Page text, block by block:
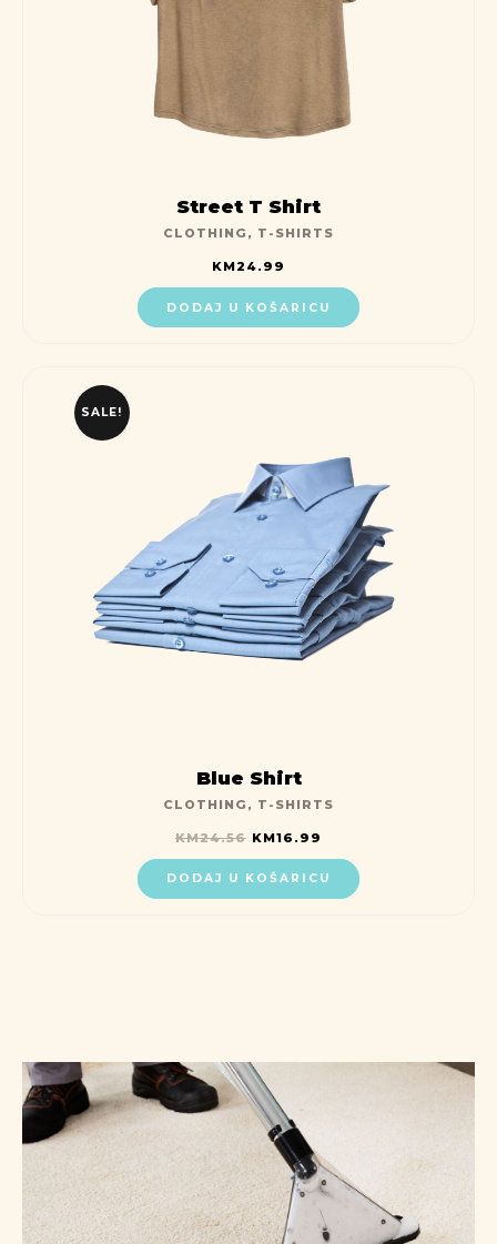
Street T Shirt
CLOTHING , T-SHIRTS
KM24.99
DODAJ U KOŠARICU
SALE!
Blue Shirt
CLOTHING , T-SHIRTS
KM24.56 KM16.99
DODAJ U KOŠARICU